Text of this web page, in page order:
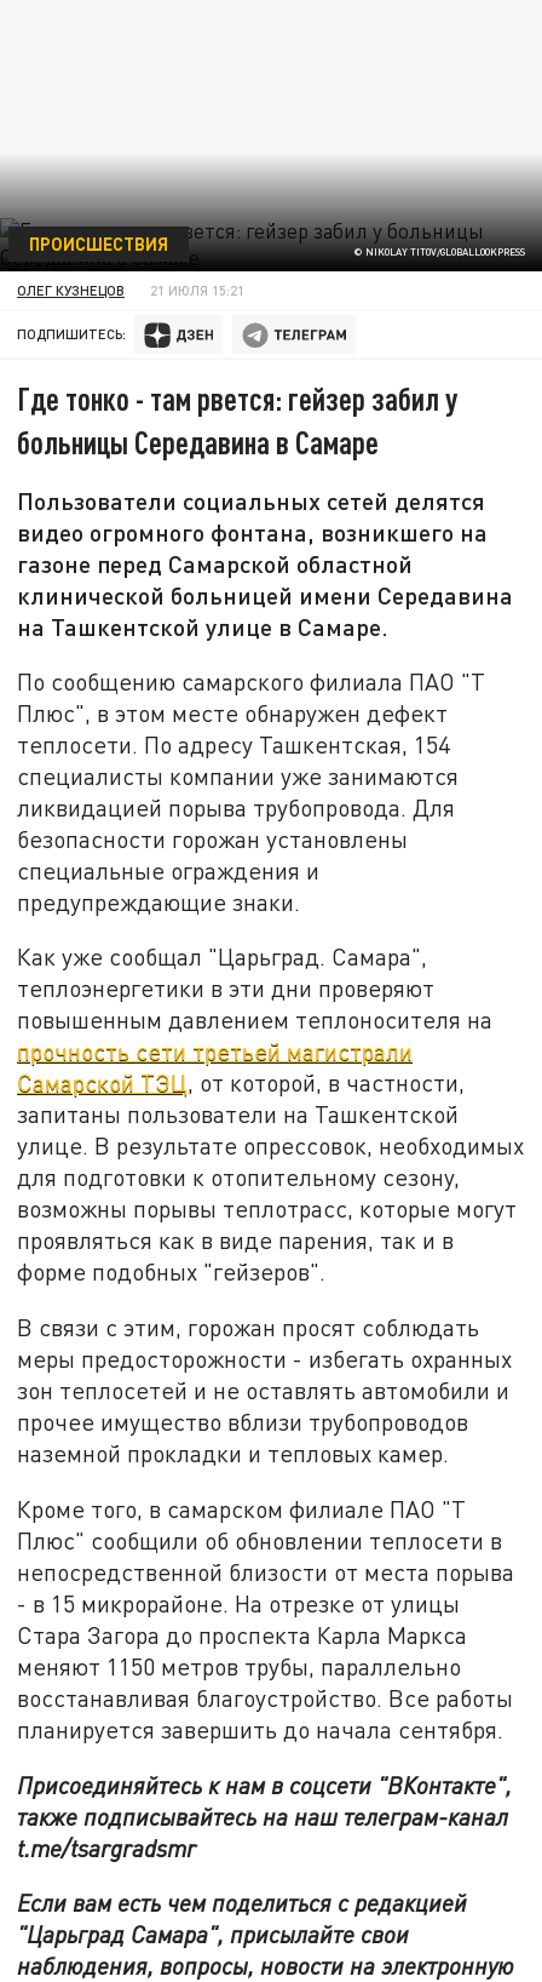
© NIKOLAY TITOV/GLOBALLOOKPRESS
ПРОИСШЕСТВИЯ
ОЛЕГ КУЗНЕЦОВ 21 ИЮЛЯ 15:21
ПОДПИШИТЕСЬ:
Где тонко - там рвется: гейзер забил у
больницы Середавина в Самаре
Пользователи социальных сетей делятся
видео огромного фонтана, возникшего на
газоне перед Самарской областной
клинической больницей имени Середавина
на Ташкентской улице в Самаре.
По сообщению самарского филиала ПАО "Т
Плюс", в этом месте обнаружен дефект
теплосети. По адресу Ташкентская, 154
специалисты компании уже занимаются
ликвидацией порыва трубопровода. Для
безопасности горожан установлены
специальные ограждения и
предупреждающие знаки.
Как уже сообщал "Царьград. Самара",
теплоэнергетики в эти дни проверяют
повышенным давлением теплоносителя на
прочность сети третьей магистрали
Самарской ТЭЦ, от которой, в частности,
запитаны пользователи на Ташкентской
улице. В результате опрессовок, необходимых
для подготовки к отопительному сезону,
возможны порывы теплотрасс, которые могут
проявляться как в виде парения, так и в
форме подобных "гейзеров".
В связи с этим, горожан просят соблюдать
меры предосторожности - избегать охранных
зон теплосетей и не оставлять автомобили и
прочее имущество вблизи трубопроводов
наземной прокладки и тепловых камер.
Кроме того, в самарском филиале ПАО "Т
Плюс" сообщили об обновлении теплосети в
непосредственной близости от места порыва
- в 15 микрорайоне. На отрезке от улицы
Стара Загора до проспекта Карла Маркса
меняют 1150 метров трубы, параллельно
восстанавливая благоустройство. Все работы
планируется завершить до начала сентября.
Присоединяйтесь к нам в соцсети "ВКонтакте",
также подписывайтесь на наш телеграм-канал
t.me/tsargradsmr
Если вам есть чем поделиться с редакцией
"Царьград Самара", присылайте свои
наблюдения, вопросы, новости на электронную